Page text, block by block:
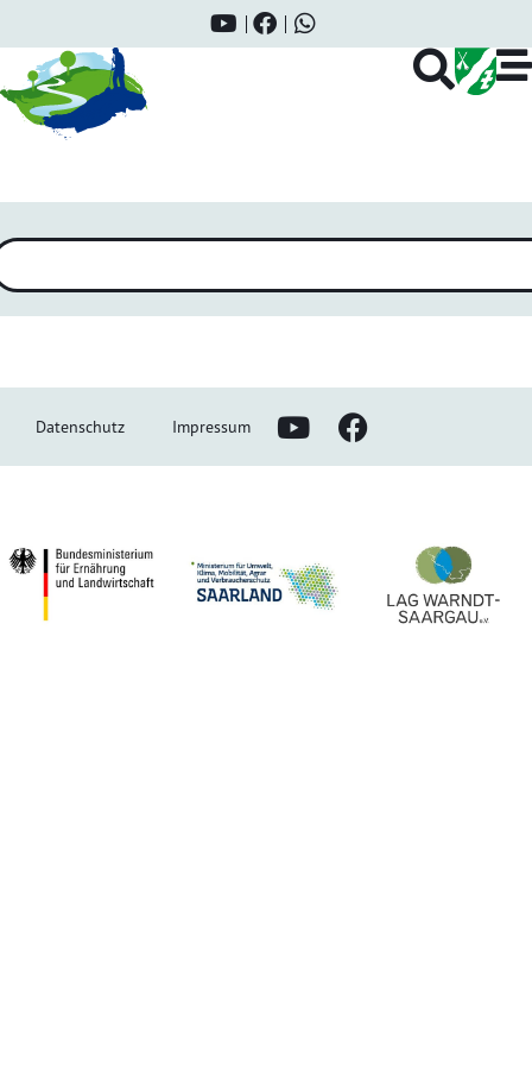
Personenkategorie:
Stadtratsmitglied
Datenschutz Impressum